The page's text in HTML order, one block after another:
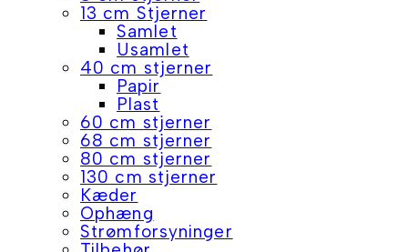
13 cm Stjerner
Samlet
Usamlet
40 cm stjerner
Papir
Plast
60 cm stjerner
68 cm stjerner
80 cm stjerner
130 cm stjerner
Kæder
Ophæng
Strømforsyninger